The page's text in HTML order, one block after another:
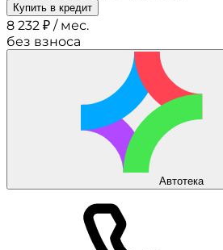
Купить в кредит
8 232 ₽ / мес.
без взноса
Автотека